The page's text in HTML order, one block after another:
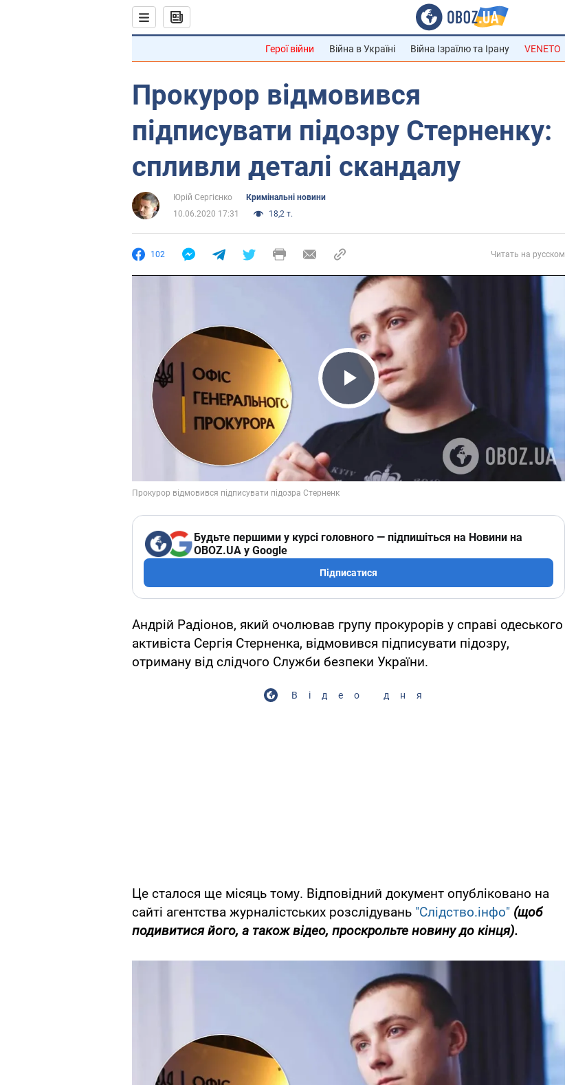
Герої війни Війна в Україні Війна Ізраїлю та Ірану VENETO
Прокурор відмовився
підписувати підозру Стерненку:
спливли деталі скандалу
Юрій Сергієнко
Кримінальні новини
10.06.2020 17:31
18,2 т.
102 Читать на русском
Play Video
Будьте першими у курсі головного — підпишіться на Новини на
OBOZ.UA у Google
Підписатися
Андрій Радіонов, який очолював групу прокурорів у справі одеського
активіста Сергія Стерненка, відмовився підписувати підозру,
отриману від слідчого Служби безпеки України.
Відео дня
Це сталося ще місяць тому. Відповідний документ опубліковано на
сайті агентства журналістських розслідувань "Слідство.інфо" (щоб
подивитися його, а також відео, проскрольте новину до кінця).